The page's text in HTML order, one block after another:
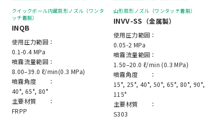
クイックボール内蔵扇形ノズル（ワンタ
ッチ着脱）
INQB
使用圧力範囲：
0.1-0.4 MPa
噴霧流量範囲：
8.00–39.0 ℓ/min(0.3 MPa)
噴霧角度 ：
40°, 65°, 80°
主要材質 ：
FRPP
山形扇形ノズル（ワンタッチ着脱）
INVV-SS （金属製）
使用圧力範囲：
0.05-2 MPa
噴霧流量範囲：
1.50–20.0 ℓ/min (0.3 MPa)
噴霧角度 ：
15°, 25°, 40°, 50°, 65°, 80°, 90°,
115°
主要材質 ：
S303